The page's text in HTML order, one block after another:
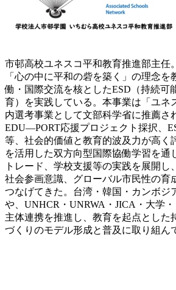
市邨高校ユネスコ平和教育推進部主任
「心の中に平和の砦を築く」の理念を
働・国際交流を核としたESD（持続可
育）を実践している。本事業は「ユネ
内選考事業として文部科学省に推薦さ
EDU―PORT応援プロジェクト採択、
等、社会的価値と教育的波及力が高く
を活用した双方向型国際協働学習を通
トレード、学校支援等の実践を展開し
社会参画意識、グローバル市民性の育
つなげてきた。台湾・韓国・カンボジ
や、UNHCR・UNRWA・JICA・大学
主体連携を推進し、教育を起点とした
づくりのモデル形成と普及に取り組ん